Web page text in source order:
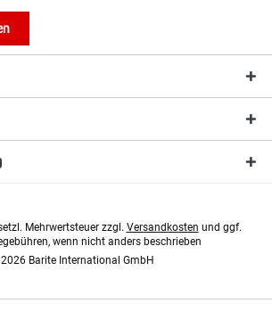
Mehrwertsteuer zzgl. Versandkosten und ggf.
wenn nicht anders beschrieben
Barite International GmbH